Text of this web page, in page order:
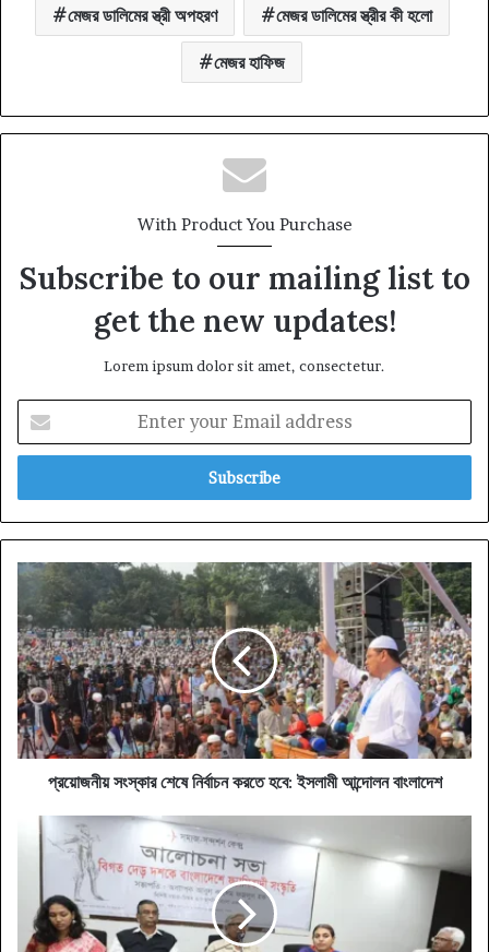
মেজর ডালিমের স্ত্রী অপহরণ মেজর ডালিমের স্ত্রীর কী হলো
মেজর হাফিজ
With Product You Purchase
Subscribe to our mailing list to
get the new updates!
Lorem ipsum dolor sit amet, consectetur.
your
Email
প্রয়োজনীয়
শেষে
নির্বাচন
করতে
হবে:
ইসলামী
আন্দোলন
বাংলাদেশ
প্রয়োজনীয় সংস্কার শেষে নির্বাচন করতে হবে: ইসলামী আন্দোলন বাংলাদেশ
হিটলার-
মুসোলিনির
নিজের
পিতার